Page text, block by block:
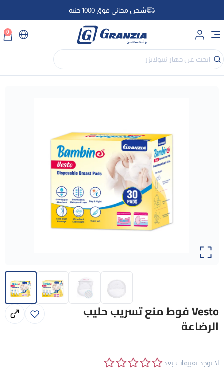
شحن مجاني فوق 1000 جنيه
0
Vesto فوط منع تسريب حليب
الرضاعة
لا توجد تقييمات بعد